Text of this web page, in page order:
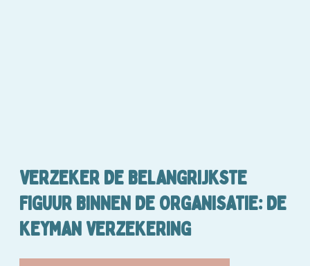
VERZEKER DE BELANGRIJKSTE
FIGUUR BINNEN DE ORGANISATIE: DE
KEYMAN VERZEKERING